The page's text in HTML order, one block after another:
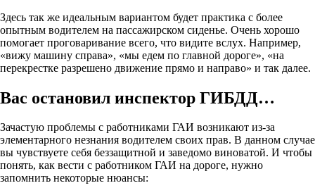
Здесь так же идеальным вариантом будет практика с более
опытным водителем на пассажирском сиденье. Очень хорошо
помогает проговаривание всего, что видите вслух. Например,
«вижу машину справа», «мы едем по главной дороге», «на
перекрестке разрешено движение прямо и направо» и так далее.
Вас остановил инспектор ГИБДД…
Зачастую проблемы с работниками ГАИ возникают из-за
элементарного незнания водителем своих прав. В данном случае
вы чувствуете себя беззащитной и заведомо виноватой. И чтобы
понять, как вести с работником ГАИ на дороге, нужно
запомнить некоторые нюансы: